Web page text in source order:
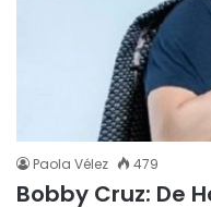
Paola Vélez 479
Bobby Cruz: De